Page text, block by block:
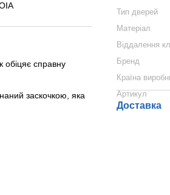
справну
заскочкою, яка
Тип дверей
Матеріал
Віддалення
Бренд
Країна
Артикул
Доставка